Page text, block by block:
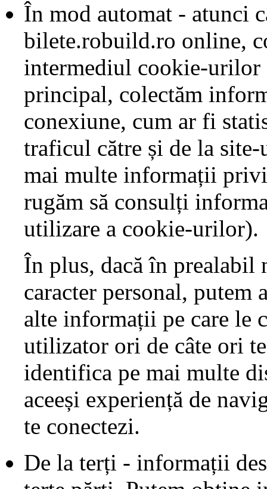
În mod automat - atunci
bilete.robuild.ro online,
intermediul cookie-
principal, colectăm
conexiune, cum ar fi
traficul către și de la
mai multe informații
rugăm să consulți
utilizare a cookie-urilor).
În plus, dacă în
caracter personal, putem
alte informații pe care le
utilizator ori de câte ori
identifica pe mai multe
aceeși experiență de
te conectezi.
De la terți - informații